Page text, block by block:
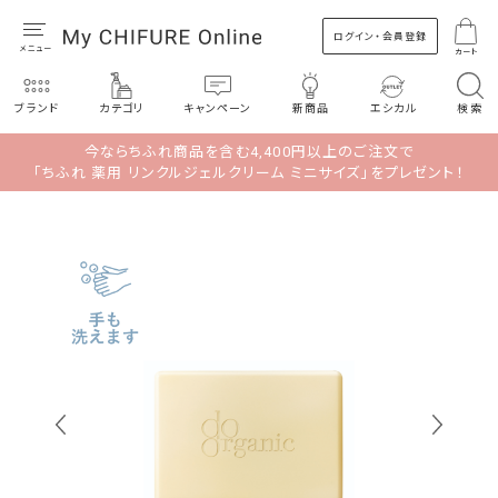
ログイン・会員登録
カート
ブランド カテゴリ キャンペーン 新商品 エシカル 検索
今ならちふれ商品を含む4,400円以上のご注文で
「ちふれ 薬用 リンクルジェルクリーム ミニサイズ」をプレゼント！